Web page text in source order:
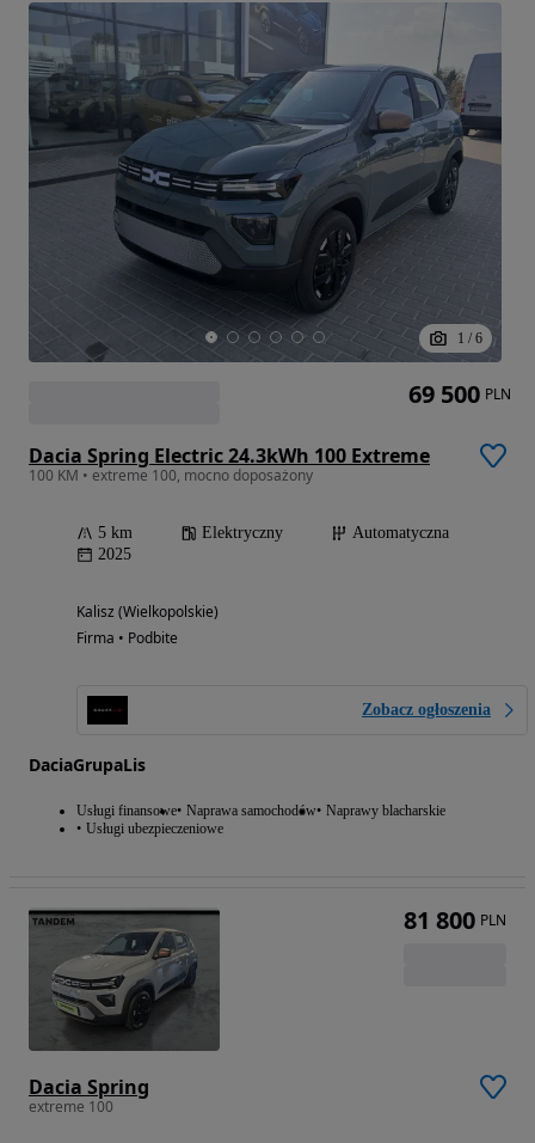
1 / 6
Dacia Spring Electric 24.3kWh 100 Extreme
100 KM • extreme 100, mocno doposażony
5 km Elektryczny
Automatyczna
2025
Kalisz (Wielkopolskie)
Firma • Podbite
Zobacz ogłoszenia
DaciaGrupaLis
Usługi finansowe Naprawa samochodów Naprawy blacharskie
Usługi ubezpieczeniowe
69 500 PLN
Dacia Spring
extreme 100
81 800 PLN